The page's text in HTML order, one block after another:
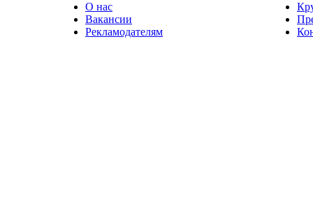
О нас
Вакансии
Рекламодателям